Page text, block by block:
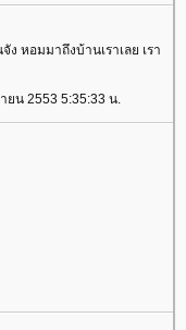
หอมมาถึงบ้านเราเลย เรา
ยน 2553 5:35:33 น.